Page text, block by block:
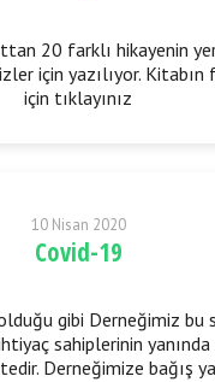
20 farklı hikayenin
için yazılıyor. Kitabın
için tıklayınız
10 Nisan 2020
Covid-19
gibi Derneğimiz bu
sahiplerinin
Derneğimize bağış